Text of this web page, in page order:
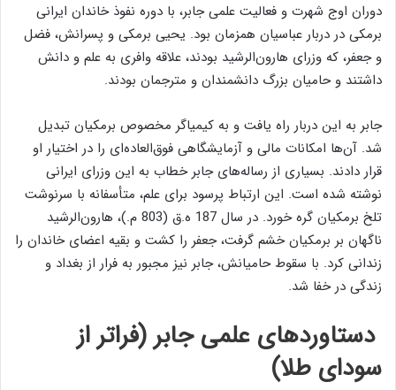
دوران اوج شهرت و فعالیت علمی جابر، با دوره نفوذ خاندان ایرانی
برمکی در دربار عباسیان همزمان بود. یحیی برمکی و پسرانش، فضل
و جعفر، که وزرای هارون‌الرشید بودند، علاقه وافری به علم و دانش
داشتند و حامیان بزرگ دانشمندان و مترجمان بودند.
جابر به این دربار راه یافت و به کیمیاگر مخصوص برمکیان تبدیل
شد. آن‌ها امکانات مالی و آزمایشگاهی فوق‌العاده‌ای را در اختیار او
قرار دادند. بسیاری از رساله‌های جابر خطاب به این وزرای ایرانی
نوشته شده است. این ارتباط پرسود برای علم، متأسفانه با سرنوشت
تلخ برمکیان گره خورد. در سال 187 ه.ق (803 م.)، هارون‌الرشید
ناگهان بر برمکیان خشم گرفت، جعفر را کشت و بقیه اعضای خاندان را
زندانی کرد. با سقوط حامیانش، جابر نیز مجبور به فرار از بغداد و
زندگی در خفا شد.
دستاوردهای علمی جابر (فراتر از
سودای طلا)